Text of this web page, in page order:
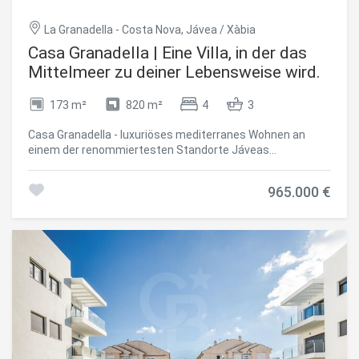
La Granadella - Costa Nova, Jávea / Xàbia
Casa Granadella | Eine Villa, in der das
Mittelmeer zu deiner Lebensweise wird.
173 m² 820 m² 4 3
Casa Granadella - luxuriöses mediterranes Wohnen an
einem der renommiertesten Standorte Jáveas
Wohnenklave **La Granadella**, einer der begehrtesten
kristallklaren Wassern des Mittelmeers, bietet dieses
wunderschöne Anwesen eine hervorragende Möglichkeit,
ein Zuhause an einem der begehrtesten Orte der Costa
Blanca zu besitzen. Casa Granadella befindet sich auf
einem 820 m² großen Privatgrundstück** mit **173 m²
gebauter Wohnfläche** und vereint perfekt Privatsphäre,
Komfort und den entspannten mediterranen Lebensstil,
für den Jávea international bekannt ist. Ein Zuhause, das
965.000 €